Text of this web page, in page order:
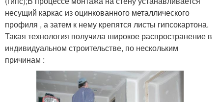
несущий каркас из оцинкованного металлического
профиля , а затем к нему крепятся листы гипсокартона.
Такая технология получила широкое распространение в
индивидуальном строительстве, по нескольким
причинам :